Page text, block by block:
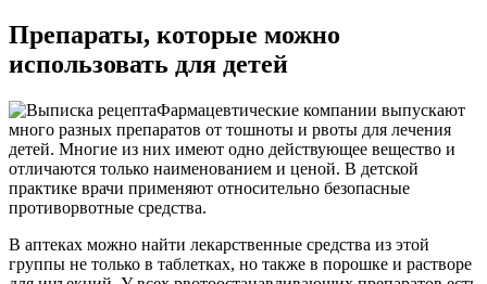
Препараты, которые можно
использовать для детей
Фармацевтические компании выпускают
много разных препаратов от тошноты и рвоты для лечения
детей. Многие из них имеют одно действующее вещество и
отличаются только наименованием и ценой. В детской
практике врачи применяют относительно безопасные
противорвотные средства.
В аптеках можно найти лекарственные средства из этой
группы не только в таблетках, но также в порошке и растворе